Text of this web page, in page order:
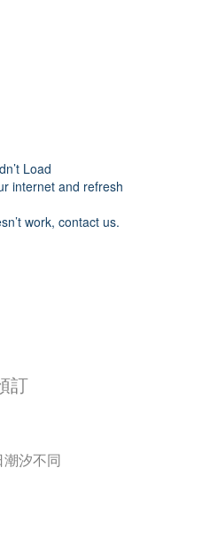
Load
internet and refresh
work, contact us.
訂
汐不同